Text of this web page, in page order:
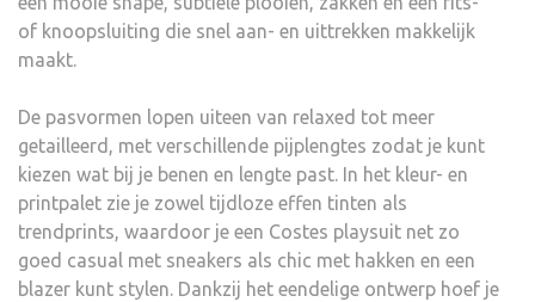
of knoopsluiting die snel aan- en uittrekken makkelijk
maakt.
De pasvormen lopen uiteen van relaxed tot meer
getailleerd, met verschillende pijplengtes zodat je kunt
kiezen wat bij je benen en lengte past. In het kleur- en
printpalet zie je zowel tijdloze effen tinten als
trendprints, waardoor je een Costes playsuit net zo
goed casual met sneakers als chic met hakken en een
blazer kunt stylen. Dankzij het eendelige ontwerp hoef je